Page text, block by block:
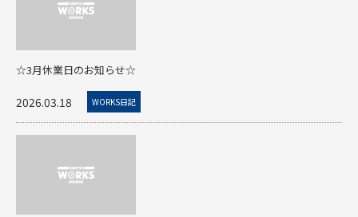
☆3月休業日のお知らせ☆
2026.03.18 WORKS日記